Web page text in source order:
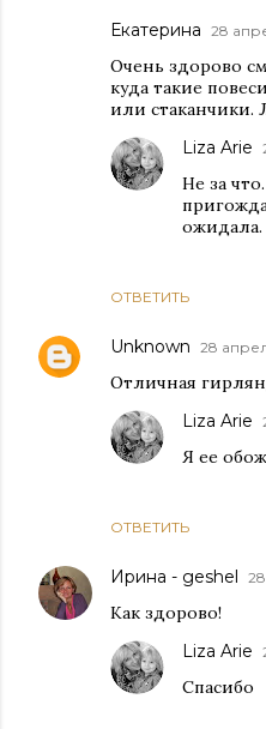
Екатерина 28
Очень здорово
куда такие
или стаканчики.
ОТВЕТИТЬ
Liza Arie
Не за
ожидала.
Unknown 28
Отличная
ОТВЕТИТЬ
Liza Arie
Я ее
Ирина - geshel
Как здорово!
Liza Arie
Спасибо